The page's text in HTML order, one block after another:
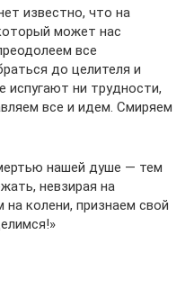
известно, что на
может нас
все
до целителя и
испугают ни трудности,
все и идем. Смиряем
нашей душе — тем
невзирая на
колени, признаем свой